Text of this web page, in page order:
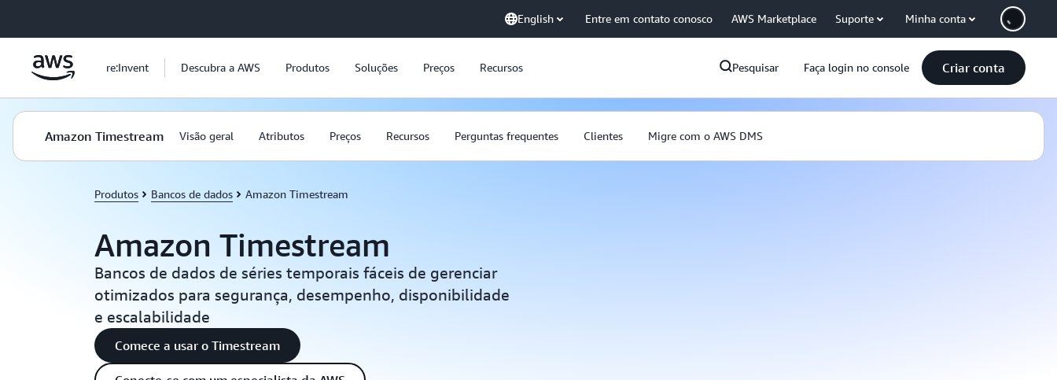
English Entre em contato conosco AWS Marketplace Suporte Minha conta
re:Invent Descubra a AWS Produtos Soluções Preços Recursos Pesquisar Faça login no console Criar conta
Amazon Timestream Visão geral Atributos Preços Recursos Perguntas frequentes Clientes Migre com o AWS DMS
Produtos Bancos de dados Amazon Timestream
Amazon Timestream
Bancos de dados de séries temporais fáceis de gerenciar
otimizados para segurança, desempenho, disponibilidade
e escalabilidade
Comece a usar o Timestream